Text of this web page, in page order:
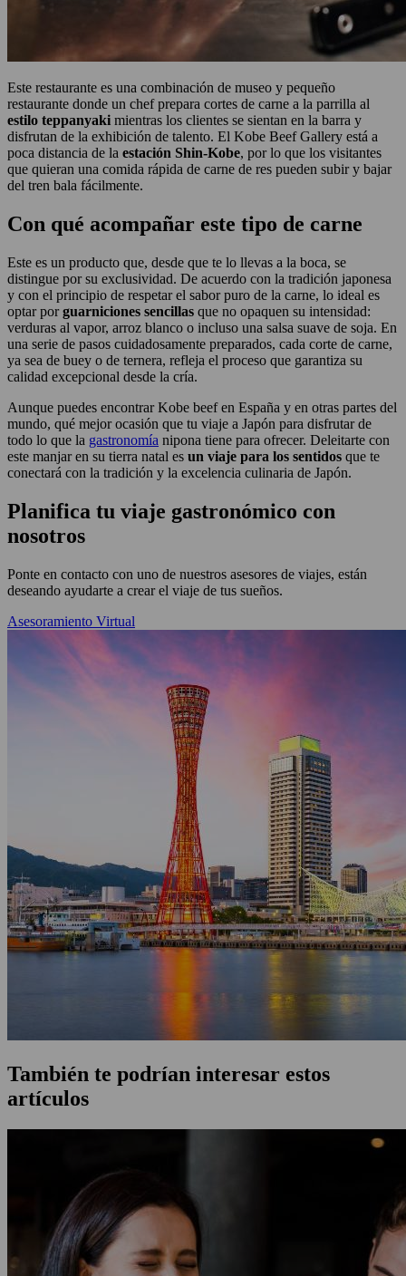
Este restaurante es una combinación de museo y pequeño
restaurante donde un chef prepara cortes de carne a la parrilla al
estilo teppanyaki mientras los clientes se sientan en la barra y
disfrutan de la exhibición de talento. El Kobe Beef Gallery está a
poca distancia de la estación Shin-Kobe, por lo que los visitantes
que quieran una comida rápida de carne de res pueden subir y bajar
del tren bala fácilmente.
Con qué acompañar este tipo de carne
Este es un producto que, desde que te lo llevas a la boca, se
distingue por su exclusividad. De acuerdo con la tradición japonesa
y con el principio de respetar el sabor puro de la carne, lo ideal es
optar porguarniciones sencillas que no opaquen su intensidad:
verduras al vapor, arroz blanco o incluso una salsa suave de soja. En
una serie de pasos cuidadosamente preparados, cada corte de carne,
ya sea de buey o de ternera, refleja el proceso que garantiza su
calidad excepcional desde la cría.
Aunque puedes encontrar Kobe beef en España y en otras partes del
mundo, qué mejor ocasión que tu viaje a Japón para disfrutar de
todo lo que la gastronomía nipona tiene para ofrecer. Deleitarte con
este manjar en su tierra natal es un viaje para los sentidos que te
conectará con la tradición y la excelencia culinaria de Japón.
Planifica tu viaje gastronómico con
nosotros
Ponte en contacto con uno de nuestros asesores de viajes, están
deseando ayudarte a crear el viaje de tus sueños.
Asesoramiento Virtual
También te podrían interesar estos
artículos